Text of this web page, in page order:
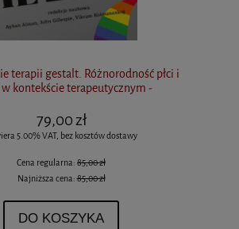
terapii gestalt. Różnorodność płci i
kontekście terapeutycznym -
79,00 zł
5.00% VAT, bez kosztów dostawy
Cena regularna: 85,00 zł
Najniższa cena:85,00 zł
DO KOSZYKA